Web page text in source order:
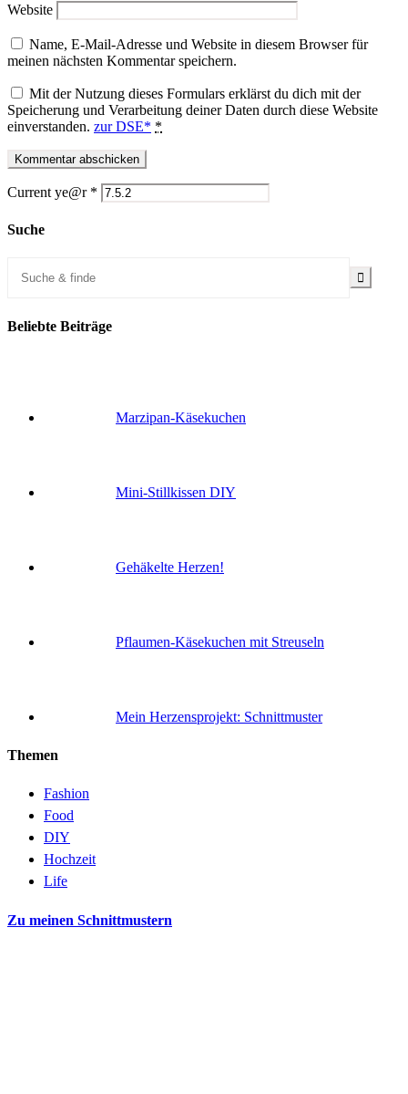
Website
Name, E-Mail-Adresse und Website in diesem Browser für
meinen nächsten Kommentar speichern.
Mit der Nutzung dieses Formulars erklärst du dich mit der
Speicherung und Verarbeitung deiner Daten durch diese Website
einverstanden. zur DSE* *
Current ye@r *
Suche
Beliebte Beiträge
Marzipan-Käsekuchen
Mini-Stillkissen DIY
Gehäkelte Herzen!
Pflaumen-Käsekuchen mit Streuseln
Mein Herzensprojekt: Schnittmuster
Themen
Fashion
Food
DIY
Hochzeit
Life
Zu meinen Schnittmustern